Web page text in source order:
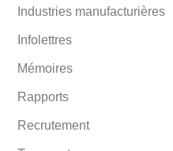
Industries manufacturières
Infolettres
Mémoires
Rapports
Recrutement